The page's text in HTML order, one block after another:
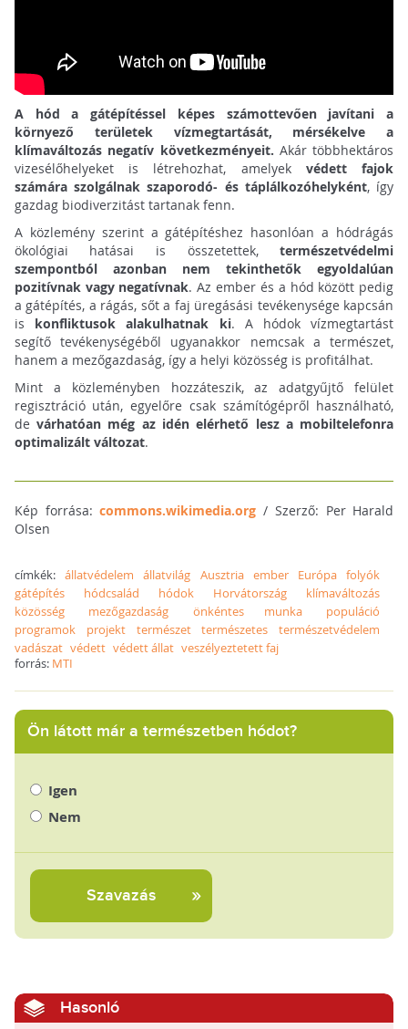
A hód a gátépítéssel képes számottevően javítani a
környező területek vízmegtartását, mérsékelve a
klímaváltozás negatív következményeit. Akár többhektáros
vizesélőhelyeket is létrehozhat, amelyek védett fajok
számára szolgálnak szaporodó- és táplálkozóhelyként, így
gazdag biodiverzitást tartanak fenn.
A közlemény szerint a gátépítéshez hasonlóan a hódrágás
ökológiai hatásai is összetettek,természetvédelmi
szempontból azonban nem tekinthetők egyoldalúan
pozitívnak vagy negatívnak. Az ember és a hód között pedig
a gátépítés, a rágás, sőt a faj üregásási tevékenysége kapcsán
is konfliktusok alakulhatnak ki. A hódok vízmegtartást
segítő tevékenységéből ugyanakkor nemcsak a természet,
hanem a mezőgazdaság, így a helyi közösség is profitálhat.
Mint a közleményben hozzáteszik, az adatgyűjtő felület
regisztráció után, egyelőre csak számítógépről használható,
devárhatóan még az idén elérhető lesz a mobiltelefonra
optimalizált változat.
Kép forrása:commons.wikimedia.org / Szerző: Per Harald
Olsen
címkék:állatvédelem állatvilág Ausztria ember Európa folyók
gátépítés
hódcsalád hódok Horvátország
klímaváltozás
közösség
mezőgazdaság önkéntes munka
populáció
programok
projekt természet természetes
természetvédelem
vadászat védett védett állat veszélyeztetett faj
forrás: MTI
Ön látott már a természetben hódot?
Igen
Nem
Szavazás
Hasonló